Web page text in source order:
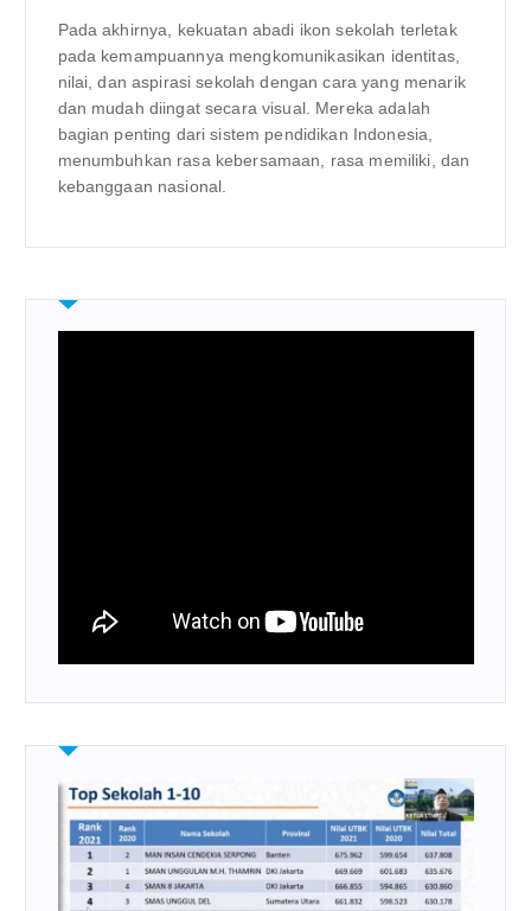
Pada akhirnya, kekuatan abadi ikon sekolah terletak
pada kemampuannya mengkomunikasikan identitas,
nilai, dan aspirasi sekolah dengan cara yang menarik
dan mudah diingat secara visual. Mereka adalah
bagian penting dari sistem pendidikan Indonesia,
menumbuhkan rasa kebersamaan, rasa memiliki, dan
kebanggaan nasional.